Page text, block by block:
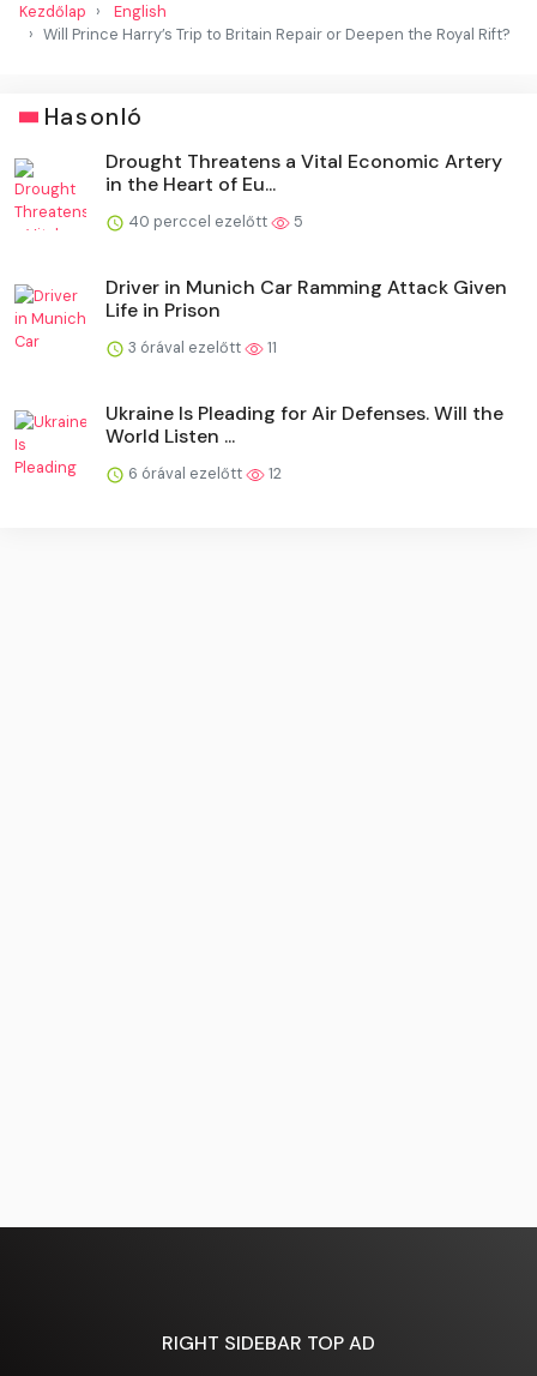
Kezdőlap
English
Will Prince Harry’s Trip to Britain Repair or Deepen the Royal Rift?
Hasonló
Drought Threatens a Vital Economic Artery
in the Heart of Eu...
40 perccel ezelőtt 5
Driver in Munich Car Ramming Attack Given
Life in Prison
3 órával ezelőtt 11
Ukraine Is Pleading for Air Defenses. Will the
World Listen ...
6 órával ezelőtt 12
RIGHT SIDEBAR TOP AD